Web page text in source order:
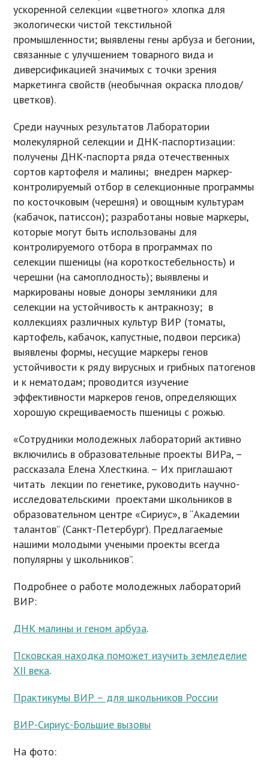
ускоренной селекции «цветного» хлопка для
экологически чистой текстильной
промышленности; выявлены гены арбуза и бегонии,
связанные с улучшением товарного вида и
диверсификацией значимых с точки зрения
маркетинга свойств (необычная окраска плодов/
цветков).
Среди научных результатов Лаборатории
молекулярной селекции и ДНК-паспортизации:
получены ДНК-паспорта ряда отечественных
сортов картофеля и малины; внедрен маркер-
контролируемый отбор в селекционные программы
по косточковым (черешня) и овощным культурам
(кабачок, патиссон); разработаны новые маркеры,
которые могут быть использованы для
контролируемого отбора в программах по
селекции пшеницы (на короткостебельность) и
черешни (на самоплодность); выявлены и
маркированы новые доноры земляники для
селекции на устойчивость к антракнозу; в
коллекциях различных культур ВИР (томаты,
картофель, кабачок, капустные, подвои персика)
выявлены формы, несущие маркеры генов
устойчивости к ряду вирусных и грибных патогенов
и к нематодам; проводится изучение
эффективности маркеров генов, определяющих
хорошую скрещиваемость пшеницы с рожью.
«Сотрудники молодежных лабораторий активно
включились в образовательные проекты ВИРа, –
рассказала Елена Хлесткина. – Их приглашают
читать лекции по генетике, руководить научно-
исследовательскими проектами школьников в
образовательном центре «Сириус», в “Академии
талантов” (Санкт-Петербург). Предлагаемые
нашими молодыми учеными проекты всегда
популярны у школьников”.
Подробнее о работе молодежных лабораторий
ВИР:
ДНК малины и геном арбуза.
Псковская находка поможет изучить земледелие
XII века.
Практикумы ВИР – для школьников России
ВИР-Сириус-Большие вызовы
На фото: